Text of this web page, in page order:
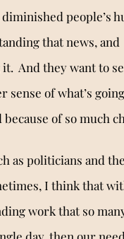
people’s
that news, and
And they want to
sense of what’s
of so much
as politicians and
I think that
work that so
day, then our